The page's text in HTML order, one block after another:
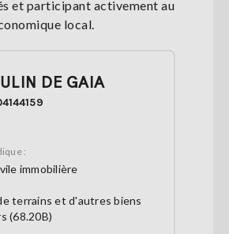
et participant activement au
local.
DE GAIA
:
immobilière
terrains et d'autres biens
(68.20B)